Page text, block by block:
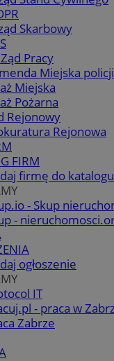
Skarbowy
Pracy
Miejska policji
Miejska
Pożarna
Rejonowy
Rejonowa
FIRM
firmę do katalogu
- Skup
-
ogłoszenie
IT
- praca w
Zabrze